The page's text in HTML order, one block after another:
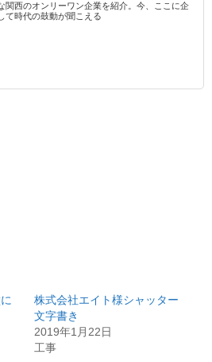
関西のオンリーワン企業を紹介。今、ここに企
て時代の鼓動が聞こえる
株式会社エイト様シャッター
文字書き
2019年1月22日
工事